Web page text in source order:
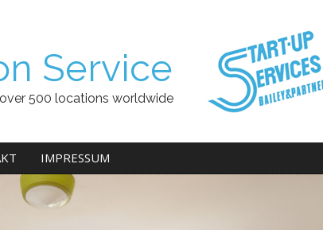
Service
500 locations worldwide
IMPRESSUM